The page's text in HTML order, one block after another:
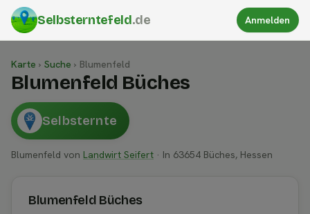
Selbsterntefeld.de Anmelden
Karte › Suche › Blumenfeld
Blumenfeld Büches
Selbsternte
Blumenfeld von Landwirt Seifert · In 63654 Büches, Hessen
Blumenfeld Büches